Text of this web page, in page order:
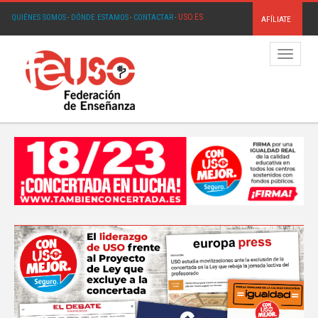
QUIÉNES SOMOS· DÓNDE ESTAMOS· CONTACTAR· USO.ES AFÍLIATE
Menú